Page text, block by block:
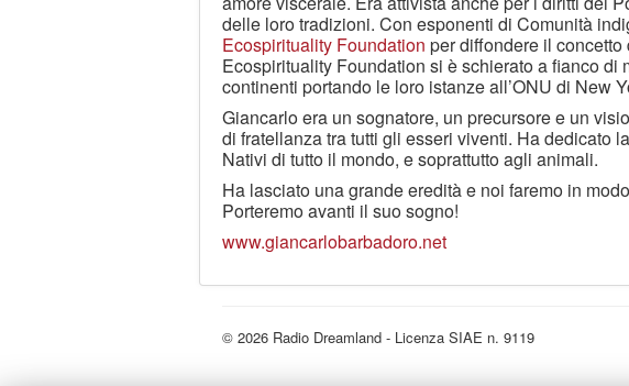
delle loro tradizioni. Con esponenti di Comunità
Ecospirituality Foundation per diffondere il
Ecospirituality Foundation si è schierato a fianco di
continenti portando le loro istanze all’ONU di New
Giancarlo era un sognatore, un precursore e un
di fratellanza tra tutti gli esseri viventi. Ha dedicato
Nativi di tutto il mondo, e soprattutto agli animali.
Ha lasciato una grande eredità e noi faremo in
Porteremo avanti il suo sogno!
www.giancarlobarbadoro.net
© 2026 Radio Dreamland - Licenza SIAE n. 9119